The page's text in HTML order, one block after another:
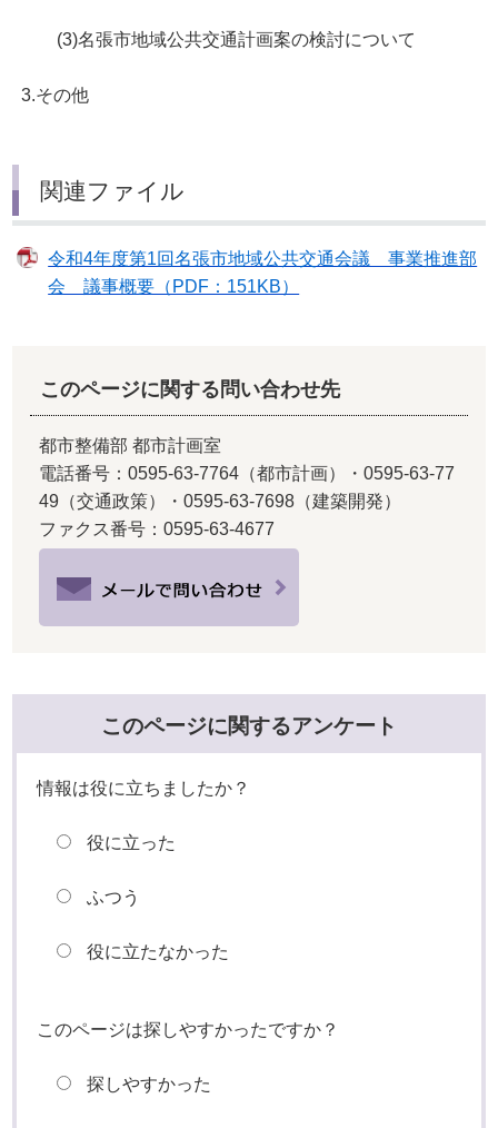
(3)名張市地域公共交通計画案の検討について
3.その他
関連ファイル
令和4年度第1回名張市地域公共交通会議 事業推進部
会 議事概要（PDF：151KB）
このページに関する問い合わせ先
都市整備部 都市計画室
電話番号：0595-63-7764（都市計画）・0595-63-77
49（交通政策）・0595-63-7698（建築開発）
ファクス番号：0595-63-4677
このページに関するアンケート
情報は役に立ちましたか？
役に立った
ふつう
役に立たなかった
このページは探しやすかったですか？
探しやすかった